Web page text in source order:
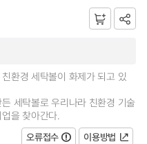
환경 세탁볼이 화제가 되고 있
세탁볼로 우리나라 친환경 기술
을 찾아간다.
오류접수
이용방법